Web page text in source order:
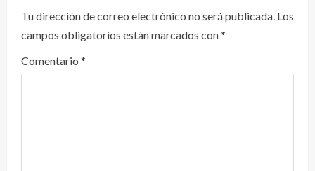
y
e
n
Tu dirección de correo electrónico no será publicada. Los
campos obligatorios están marcados con*
Comentario *